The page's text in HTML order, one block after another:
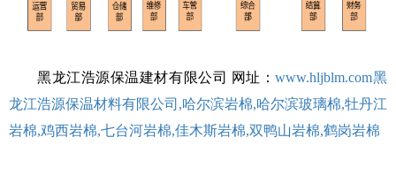
黑龙江浩源保温建材有限公司 网址：www.hljblm.com黑
龙江浩源保温材料有限公司,哈尔滨岩棉,哈尔滨玻璃棉,牡丹江
岩棉,鸡西岩棉,七台河岩棉,佳木斯岩棉,双鸭山岩棉,鹤岗岩棉